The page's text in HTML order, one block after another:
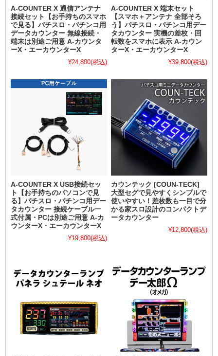
A-COUNTER X 通信アンテナ
接続セット【お手持ちのスマホ
で見る】パチスロ・パチンコ用
データカウンター 無線接続・
端末は別途ご用意 A-カウンタ
ーX・エーカウンターX
¥24,800(税込)
A-COUNTER X 端末セット
【スマホ＋アンテナ 全部そろ
う】パチスロ・パチンコ用デー
タカウンター 実機の差枚・回
転数をスマホに表示 A-カウン
ターX・エーカウンターX
¥39,800(税込)
A-COUNTER X USB接続セッ
ト【お手持ちのパソコンで見
る】パチスロ・パチンコ用デー
タカウンター 接続ケーブル一
式付属・PCは別途ご用意 A-カ
ウンターX・エーカウンターX
¥19,800(税込)
カウンテック [COUN-TECK]
大型セグで見やすくシンプルで
使いやすい！差枚数も一目で分
かる家スロ設計のコンパクトデ
ータカウンター
¥12,800(税込)